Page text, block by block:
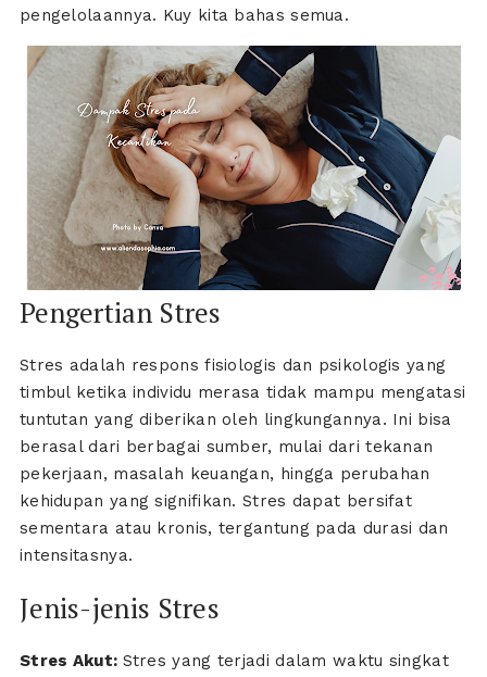
pengelolaannya. Kuy kita bahas semua.
Pengertian Stres
Stres adalah respons fisiologis dan psikologis yang
timbul ketika individu merasa tidak mampu mengatasi
tuntutan yang diberikan oleh lingkungannya. Ini bisa
berasal dari berbagai sumber, mulai dari tekanan
pekerjaan, masalah keuangan, hingga perubahan
kehidupan yang signifikan. Stres dapat bersifat
sementara atau kronis, tergantung pada durasi dan
intensitasnya.
Jenis-jenis Stres
Stres Akut: Stres yang terjadi dalam waktu singkat